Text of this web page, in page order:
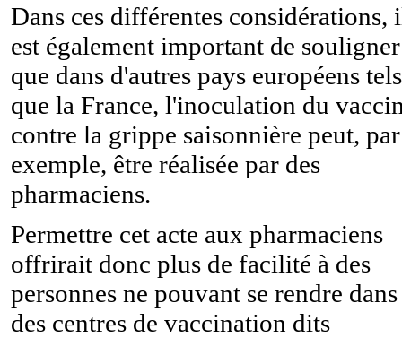
Dans ces différentes considérations,
est également important de souligner
que dans d'autres pays européens tels
que la France, l'inoculation du
contre la grippe saisonnière peut, par
exemple, être réalisée par des
pharmaciens.
Permettre cet acte aux pharmaciens
offrirait donc plus de facilité à des
personnes ne pouvant se rendre dans
des centres de vaccination dits